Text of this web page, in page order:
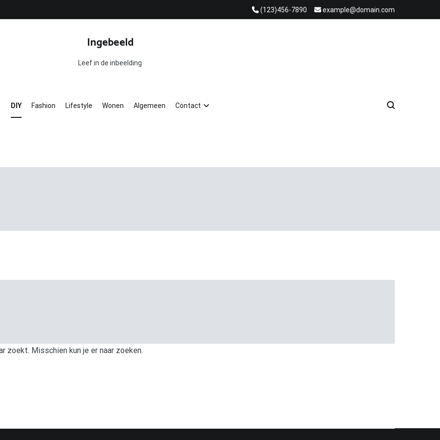
(123)456-7890 example@domain.com
Ingebeeld
Leef in de inbeelding
DIY Fashion Lifestyle Wonen Algemeen Contact
zoekt. Misschien kun je er naar zoeken.